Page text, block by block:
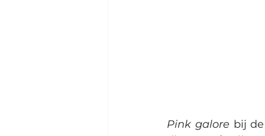
Pink galore bij